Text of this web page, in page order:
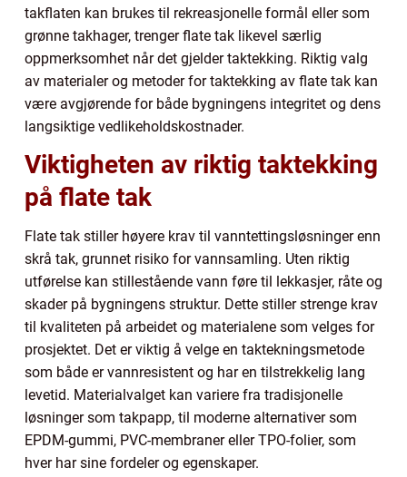
takflaten kan brukes til rekreasjonelle formål eller som
grønne takhager, trenger flate tak likevel særlig
oppmerksomhet når det gjelder taktekking. Riktig valg
av materialer og metoder for taktekking av flate tak kan
være avgjørende for både bygningens integritet og dens
langsiktige vedlikeholdskostnader.
Viktigheten av riktig taktekking
på flate tak
Flate tak stiller høyere krav til vanntettingsløsninger enn
skrå tak, grunnet risiko for vannsamling. Uten riktig
utførelse kan stillestående vann føre til lekkasjer, råte og
skader på bygningens struktur. Dette stiller strenge krav
til kvaliteten på arbeidet og materialene som velges for
prosjektet. Det er viktig å velge en taktekningsmetode
som både er vannresistent og har en tilstrekkelig lang
levetid. Materialvalget kan variere fra tradisjonelle
løsninger som takpapp, til moderne alternativer som
EPDM-gummi, PVC-membraner eller TPO-folier, som
hver har sine fordeler og egenskaper.